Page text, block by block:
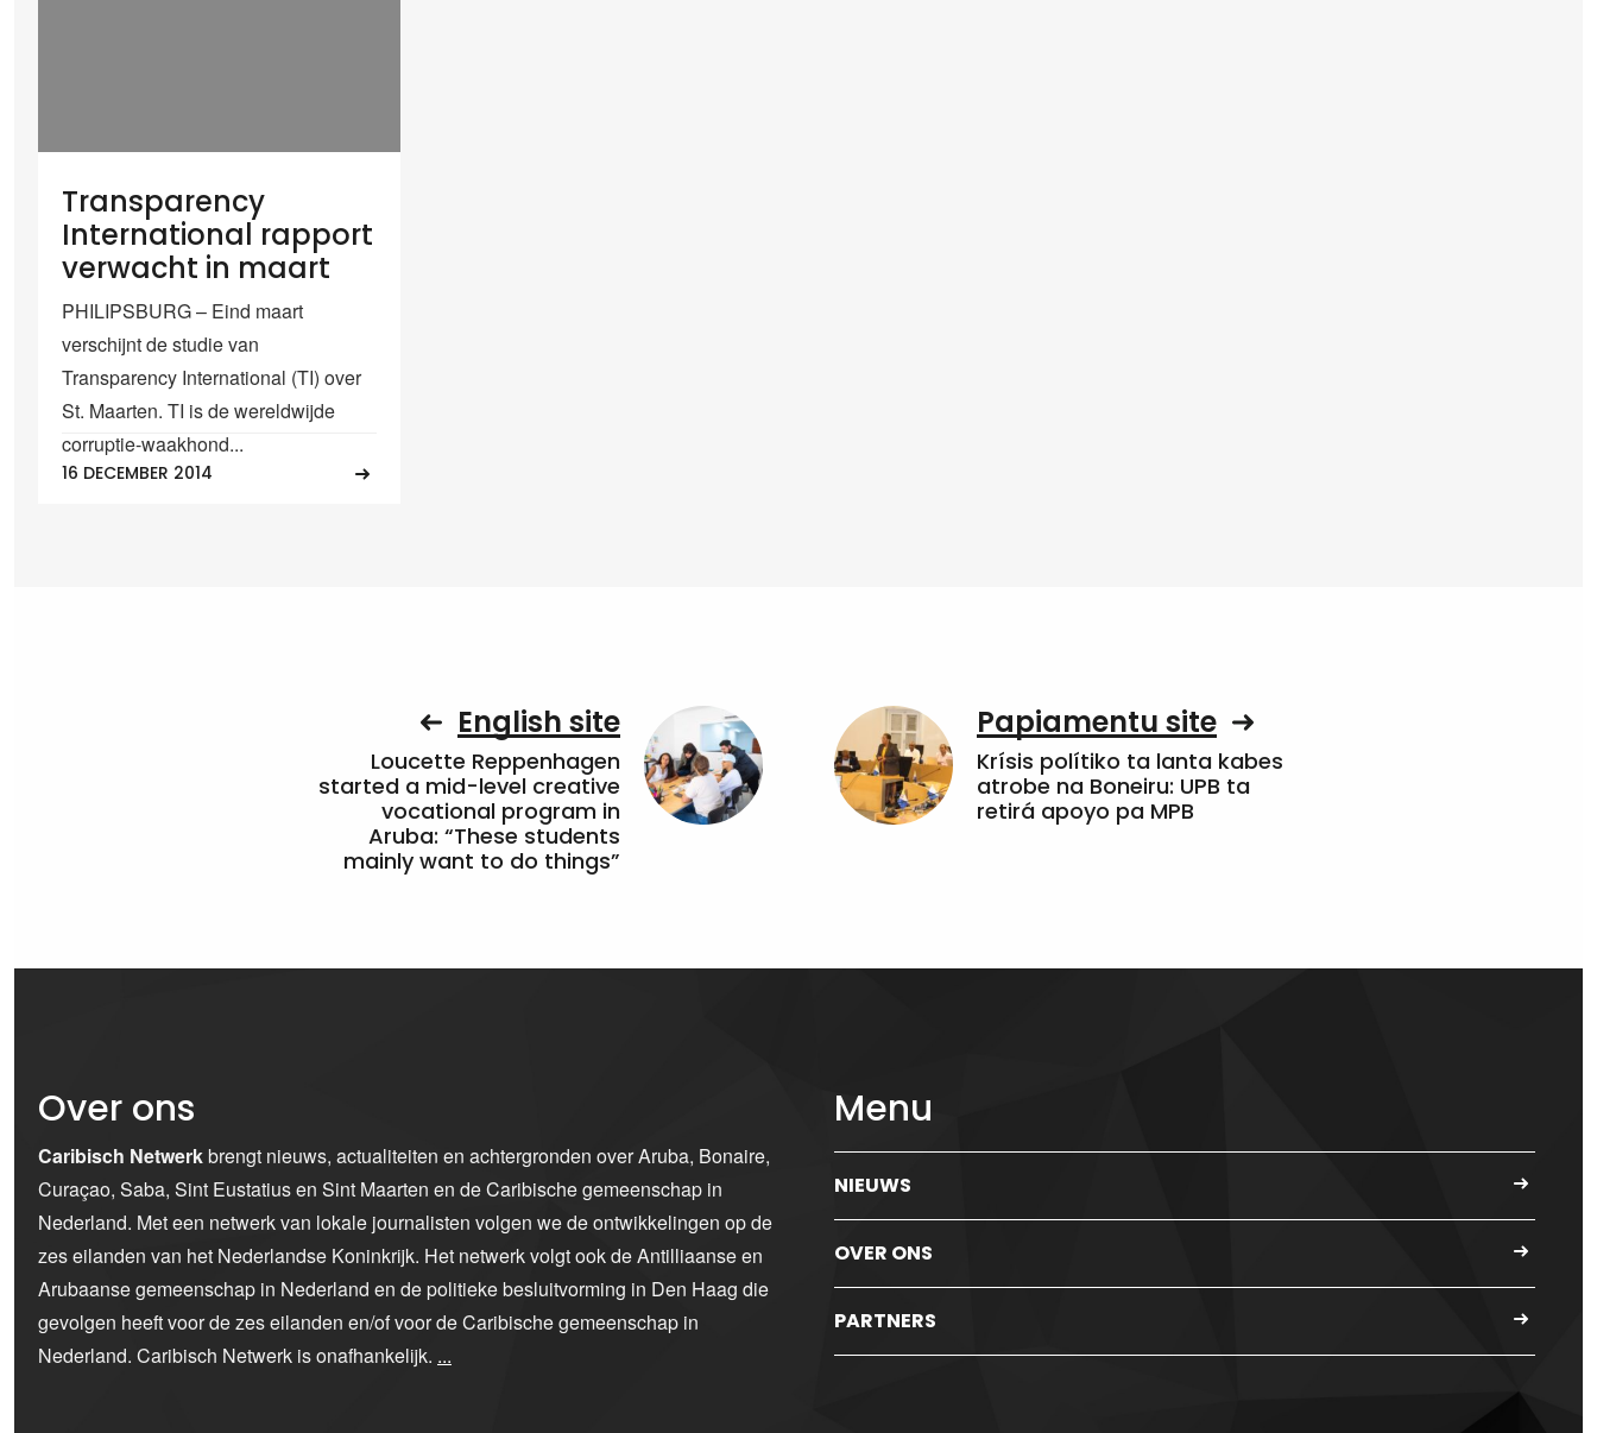
Transparency
International rapport
verwacht in maart
PHILIPSBURG – Eind maart
verschijnt de studie van
Transparency International (TI) over
St. Maarten. TI is de wereldwijde
corruptie-waakhond...
16 DECEMBER 2014
English site
Loucette Reppenhagen
started a mid-level creative
vocational program in
Aruba: “These students
mainly want to do things”
Papiamentu site
Krísis polítiko ta lanta kabes
atrobe na Boneiru: UPB ta
retirá apoyo pa MPB
Over ons
Caribisch Netwerkbrengt nieuws, actualiteiten en achtergronden over Aruba, Bonaire,
Curaçao, Saba, Sint Eustatius en Sint Maarten en de Caribische gemeenschap in
Nederland. Met een netwerk van lokale journalisten volgen we de ontwikkelingen op de
zes eilanden van het Nederlandse Koninkrijk. Het netwerk volgt ook de Antilliaanse en
Arubaanse gemeenschap in Nederland en de politieke besluitvorming in Den Haag die
gevolgen heeft voor de zes eilanden en/of voor de Caribische gemeenschap in
Nederland. Caribisch Netwerk is onafhankelijk. ...
Menu
NIEUWS
OVER ONS
PARTNERS